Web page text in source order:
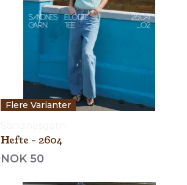
Flere Varianter
Hefte - 2604
NOK 50